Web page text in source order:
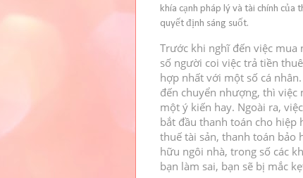
khía cạnh pháp lý và tài chính của
quyết định sáng suốt.
Trước khi nghĩ đến việc mua
số người coi việc trả tiền
hợp nhất với một số cá nhân.
đến chuyển nhượng, thì việc
một ý kiến ​​hay. Ngoài ra,
bắt đầu thanh toán cho hiệp
thuế tài sản, thanh toán bảo
hữu ngôi nhà, trong số các
bạn làm sai, bạn sẽ bị mắc